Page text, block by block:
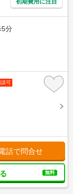
5分
談可
話で問合せ
無料